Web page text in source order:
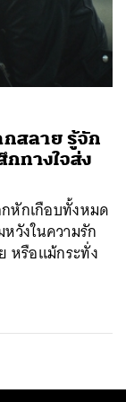
สลาย รู้จัก
กทางใจส่ง
หักเกือบทั้งหมด
วังในความรัก
หรือแม้กระทั่ง